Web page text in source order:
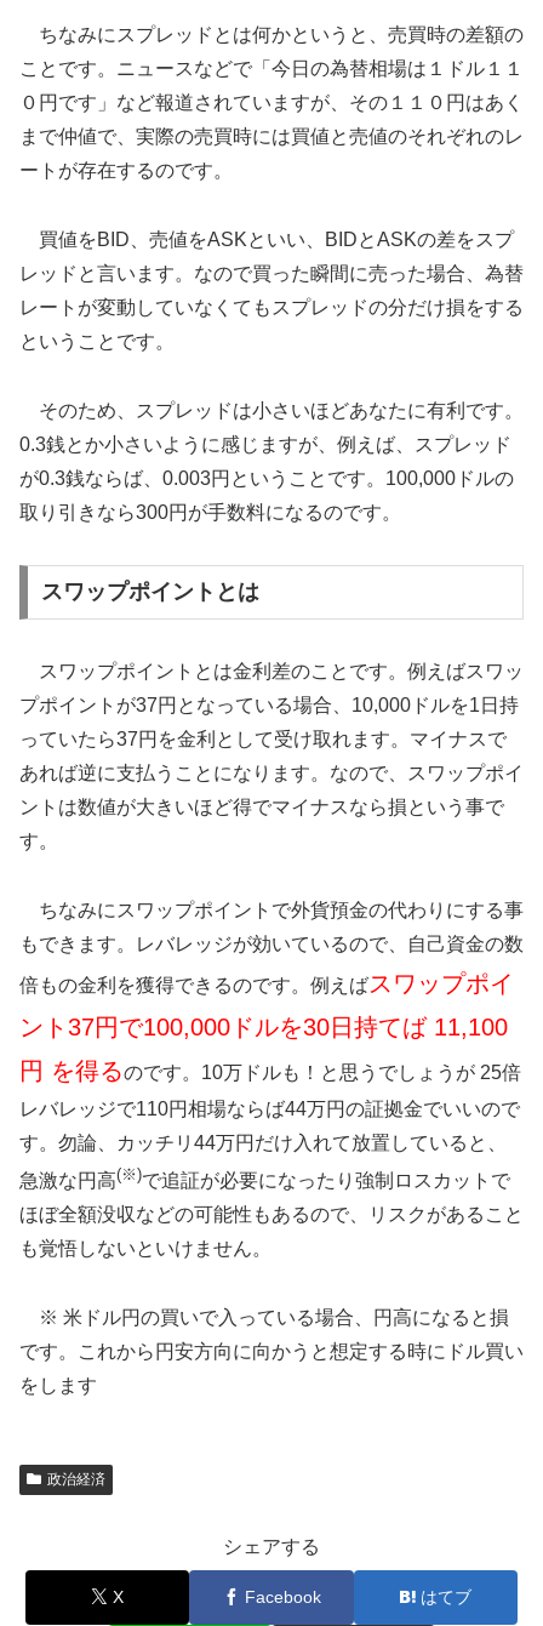
ちなみにスプレッドとは何かというと、売買時の差額の
ことです。ニュースなどで「今日の為替相場は１ドル１１
０円です」など報道されていますが、その１１０円はあく
まで仲値で、実際の売買時には買値と売値のそれぞれのレ
ートが存在するのです。
買値をBID、売値をASKといい、BIDとASKの差をスプ
レッドと言います。なので買った瞬間に売った場合、為替
レートが変動していなくてもスプレッドの分だけ損をする
ということです。
そのため、スプレッドは小さいほどあなたに有利です。
0.3銭とか小さいように感じますが、例えば、スプレッド
が0.3銭ならば、0.003円ということです。100,000ドルの
取り引きなら300円が手数料になるのです。
スワップポイントとは
スワップポイントとは金利差のことです。例えばスワッ
プポイントが37円となっている場合、10,000ドルを1日持
っていたら37円を金利として受け取れます。マイナスで
あれば逆に支払うことになります。なので、スワップポイ
ントは数値が大きいほど得でマイナスなら損という事で
す。
ちなみにスワップポイントで外貨預金の代わりにする事
もできます。レバレッジが効いているので、自己資金の数
倍もの金利を獲得できるのです。例えばスワップポイ
ント37円で100,000ドルを30日持てば 11,100
円 を得るのです。10万ドルも！と思うでしょうが 25倍
レバレッジで110円相場ならば44万円の証拠金でいいので
す。勿論、カッチリ44万円だけ入れて放置していると、
急激な円高(※)で追証が必要になったり強制ロスカットで
ほぼ全額没収などの可能性もあるので、リスクがあること
も覚悟しないといけません。
※ 米ドル円の買いで入っている場合、円高になると損
です。これから円安方向に向かうと想定する時にドル買い
をします
政治経済
シェアする
X Facebook はてブ